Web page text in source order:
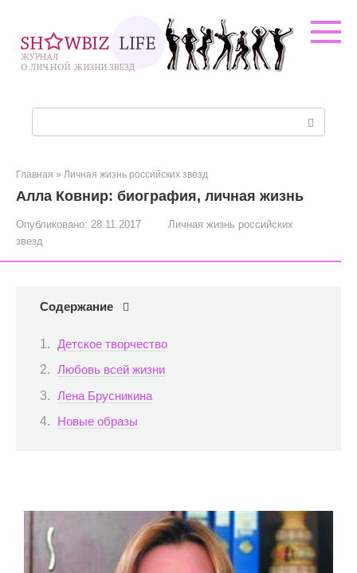
контенту
Главная » Личная жизнь российских звезд
Алла Ковнир: биография, личная жизнь
Опубликовано: 28.11.2017
Личная жизнь российских
звезд
Содержание
Детское творчество
Любовь всей жизни
Лена Брусникина
Новые образы